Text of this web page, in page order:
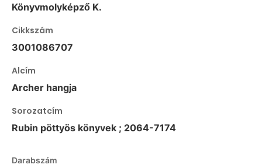
Könyvmolyképző K.
Cikkszám
3001086707
Alcím
Archer hangja
Sorozatcím
Rubin pöttyös könyvek ; 2064-7174
Darabszám